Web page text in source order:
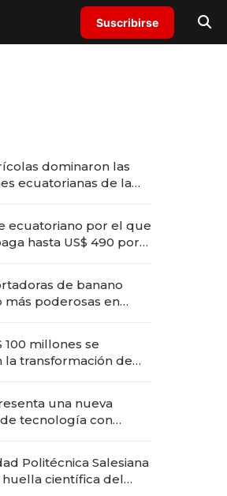
Suscribirse
dominaron las
ecuatorianas de la
ecuatoriano por el que
hasta US$ 490 por
de banano
más poderosas en
100 millones se
la transformación de
una nueva
tecnología con
Politécnica Salesiana
científica del